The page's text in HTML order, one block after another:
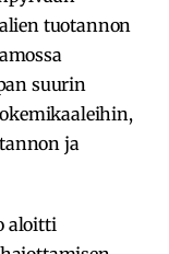
tuotannon
suurin
ja
aloitti